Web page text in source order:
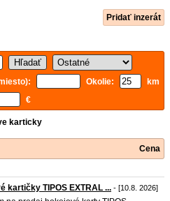
Pridať inzerát
Okolie:
km
€
karticky
Cena
kartičky TIPOS EXTRAL ... - [10.8. 2026]